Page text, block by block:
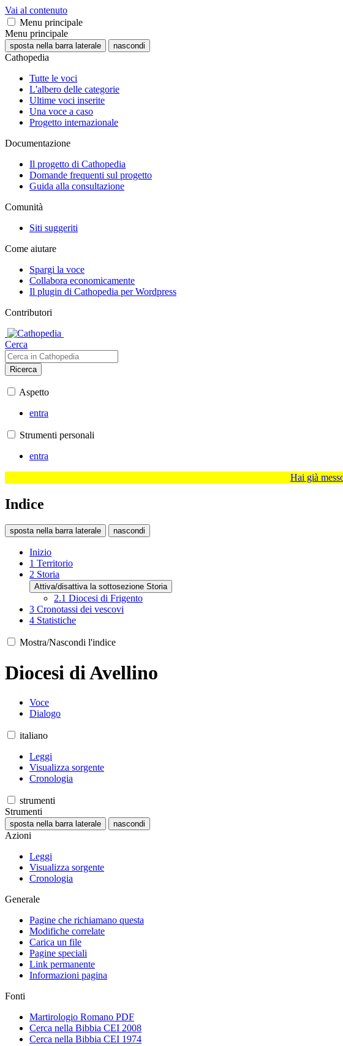
Vai al contenuto
Menu principale
Menu principale
sposta nella barra laterale nascondi
Cathopedia
Tutte le voci
L'albero delle categorie
Ultime voci inserite
Una voce a caso
Progetto internazionale
Documentazione
Il progetto di Cathopedia
Domande frequenti sul progetto
Guida alla consultazione
Comunità
Siti suggeriti
Come aiutare
Spargi la voce
Collabora economicamente
Il plugin di Cathopedia per Wordpress
Contributori
Cerca
Ricerca
Aspetto
entra
Strumenti personali
entra
Hai già
Indice
sposta nella barra laterale nascondi
Inizio
1 Territorio
2 Storia
Attiva/disattiva la sottosezione Storia
2.1 Diocesi di Frigento
3 Cronotassi dei vescovi
4 Statistiche
Mostra/Nascondi l'indice
Diocesi di Avellino
Voce
Dialogo
italiano
Leggi
Visualizza sorgente
Cronologia
strumenti
Strumenti
sposta nella barra laterale nascondi
Azioni
Leggi
Visualizza sorgente
Cronologia
Generale
Pagine che richiamano questa
Modifiche correlate
Carica un file
Pagine speciali
Link permanente
Informazioni pagina
Fonti
Martirologio Romano PDF
Cerca nella Bibbia CEI 2008
Cerca nella Bibbia CEI 1974